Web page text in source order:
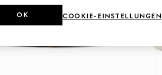
COOKIE-EINSTELLUNGEN
OK